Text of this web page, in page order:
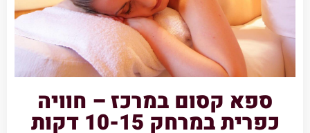
ספא קסום במרכז – חוויה
כפרית במרחק 10-15 דקות